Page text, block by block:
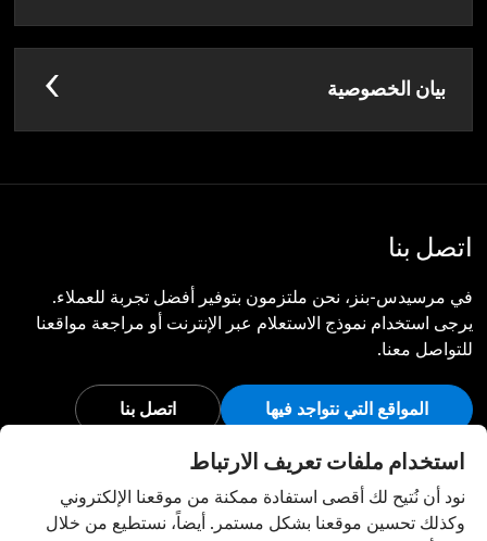
بيان الخصوصية
اتصل بنا
في مرسيدس-بنز، نحن ملتزمون بتوفير أفضل تجربة للعملاء.
يرجى استخدام نموذج الاستعلام عبر الإنترنت أو مراجعة مواقعنا
للتواصل معنا.
المواقع التي نتواجد فيها اتصل بنا
أبق على اتصال
تفضل بزيارة قنواتنا الاجتماعية للاطلاع على آخر أخبار وفعاليات
مرسيدس-بنز.
استخدام ملفات تعريف الارتباط
نود أن نُتيح لك أقصى استفادة ممكنة من موقعنا الإلكتروني
وكذلك تحسين موقعنا بشكل مستمر. أيضاً، نستطيع من خلال